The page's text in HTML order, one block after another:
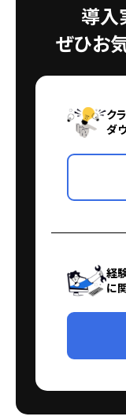
導入
ぜひお
ク
ダ
経
に